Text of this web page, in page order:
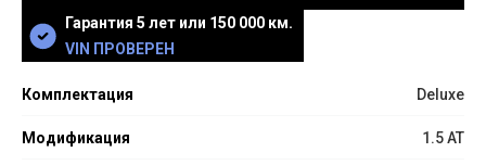
Гарантия 5 лет или 150 000 км.
VIN ПРОВЕРЕН
Комплектация Deluxe
Модификация 1.5 AT